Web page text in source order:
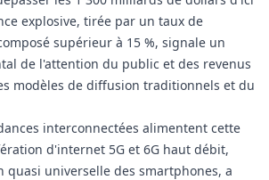
explosive, tirée par un taux de
supérieur à 15 %, signale un
de l'attention du public et des revenus
modèles de diffusion traditionnels et du
interconnectées alimentent cette
d'internet 5G et 6G haut débit,
quasi universelle des smartphones, a